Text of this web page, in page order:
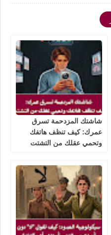
شاشتك المزدحمة تسرق
عمرك: كيف تنظف هاتفك
وتحمي عقلك من التشتت